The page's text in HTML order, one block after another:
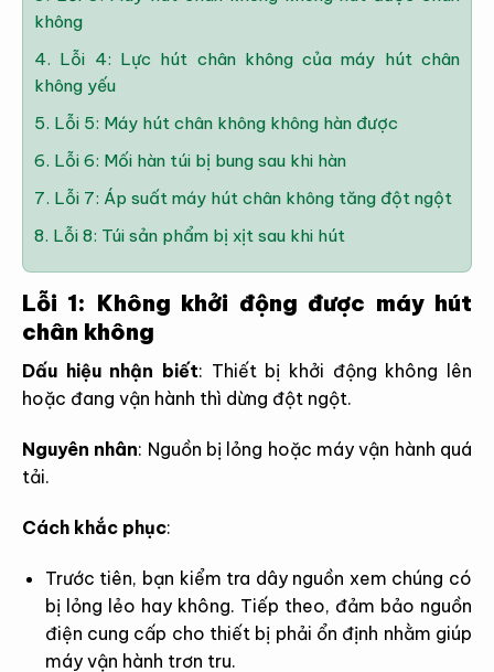
không
4. Lỗi 4: Lực hút chân không của máy hút chân
không yếu
5. Lỗi 5: Máy hút chân không không hàn được
6. Lỗi 6: Mối hàn túi bị bung sau khi hàn
7. Lỗi 7: Áp suất máy hút chân không tăng đột ngột
8. Lỗi 8: Túi sản phẩm bị xịt sau khi hút
Lỗi 1: Không khởi động được máy hút
chân không
Dấu hiệu nhận biết: Thiết bị khởi động không lên
hoặc đang vận hành thì dừng đột ngột.
Nguyên nhân: Nguồn bị lỏng hoặc máy vận hành quá
tải.
Cách khắc phục:
Trước tiên, bạn kiểm tra dây nguồn xem chúng có
bị lỏng lẻo hay không. Tiếp theo, đảm bảo nguồn
điện cung cấp cho thiết bị phải ổn định nhằm giúp
máy vận hành trơn tru.